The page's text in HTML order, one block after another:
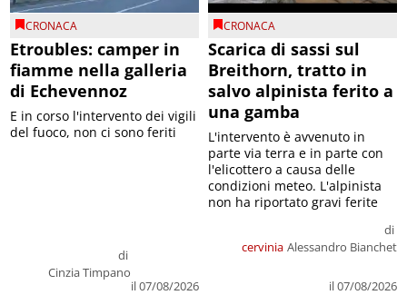
CRONACA
Etroubles: camper in
fiamme nella galleria
di Echevennoz
di
Cinzia Timpano
il 07/08/2026
E in corso l'intervento dei vigili
del fuoco, non ci sono feriti
CRONACA
Scarica di sassi sul
Breithorn, tratto in
salvo alpinista ferito a
una gamba
cervinia
di
Alessandro Bianchet
il 07/08/2026
L'intervento è avvenuto in
parte via terra e in parte con
l'elicottero a causa delle
condizioni meteo. L'alpinista
non ha riportato gravi ferite